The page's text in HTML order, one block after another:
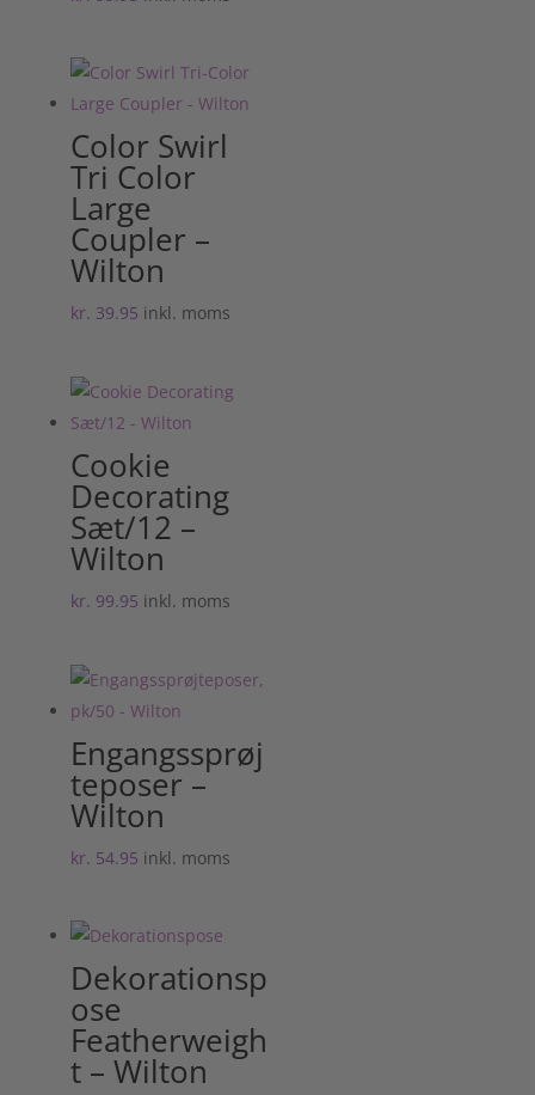
Color Swirl
Tri Color
Large
Coupler –
Wilton
kr. 39.95 inkl. moms
Cookie
Decorating
Sæt/12 –
Wilton
kr. 99.95 inkl. moms
Engangssprøj
teposer –
Wilton
kr. 54.95 inkl. moms
Dekorationsp
ose
Featherweigh
t – Wilton